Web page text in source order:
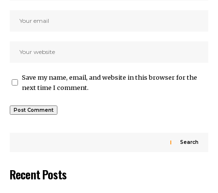
Save my name, email, and website in this browser for the
next time I comment.
Search
Recent Posts